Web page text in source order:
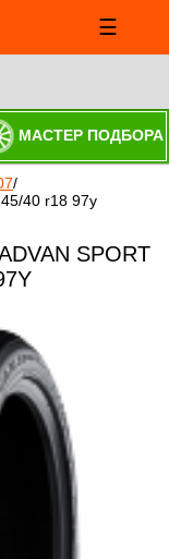
☰
МАСТЕР ПОДБОРА
/
40 r18 97y
SPORT